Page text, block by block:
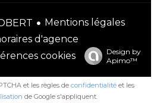
Mentions légales
d'agence
cookies
Design by
Apimo™
et les règles de confidentialité et les
de Google s'appliquent.